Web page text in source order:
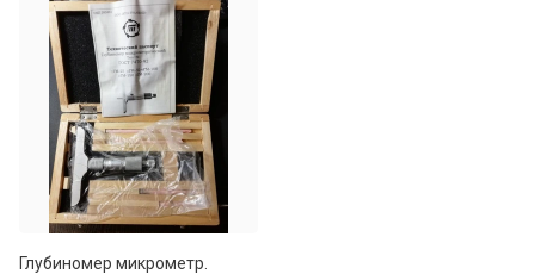
ГОСТы стойки и штативы
Что такое оснастка для станков,
и зачем она нужна
Глубиномер микрометр.